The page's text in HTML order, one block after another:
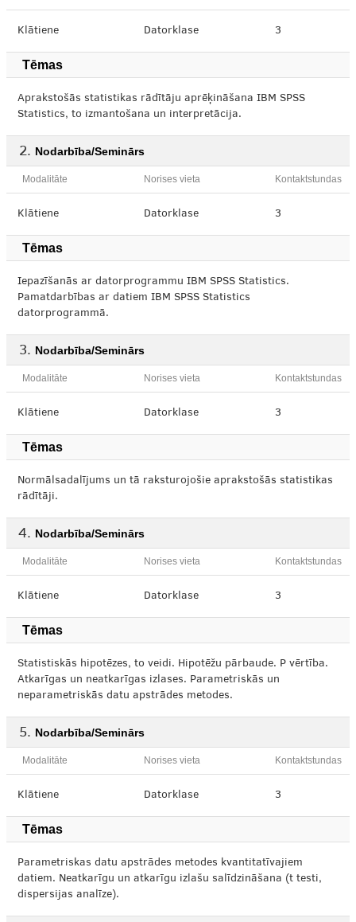
Klātiene Datorklase 3
Tēmas
Aprakstošās statistikas rādītāju aprēķināšana IBM SPSS
Statistics, to izmantošana un interpretācija.
Nodarbība/Seminārs
Modalitāte Norises vieta Kontaktstundas
Klātiene Datorklase 3
Tēmas
Iepazīšanās ar datorprogrammu IBM SPSS Statistics.
Pamatdarbības ar datiem IBM SPSS Statistics
datorprogrammā.
Nodarbība/Seminārs
Modalitāte Norises vieta Kontaktstundas
Klātiene Datorklase 3
Tēmas
Normālsadalījums un tā raksturojošie aprakstošās statistikas
rādītāji.
Nodarbība/Seminārs
Modalitāte Norises vieta Kontaktstundas
Klātiene Datorklase 3
Tēmas
Statistiskās hipotēzes, to veidi. Hipotēžu pārbaude. P vērtība.
Atkarīgas un neatkarīgas izlases. Parametriskās un
neparametriskās datu apstrādes metodes.
Nodarbība/Seminārs
Modalitāte Norises vieta Kontaktstundas
Klātiene Datorklase 3
Tēmas
Parametriskas datu apstrādes metodes kvantitatīvajiem
datiem. Neatkarīgu un atkarīgu izlašu salīdzināšana (t testi,
dispersijas analīze).